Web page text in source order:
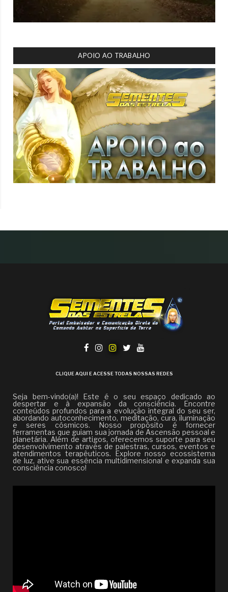
APOIO AO TRABALHO
CLIQUE AQUI E ACESSE TODAS NOSSAS REDES
Seja bem-vindo(a)! Este é o seu espaço dedicado ao
despertar e à expansão da consciência. Encontre
conteúdos profundos para a evolução integral do seu ser,
abordando autoconhecimento, meditação, cura, iluminação
e seres cósmicos. Nosso propósito é fornecer
ferramentas que guiam sua jornada de Ascensão pessoal e
planetária. Além de artigos, oferecemos suporte para seu
desenvolvimento através de palestras, cursos, eventos e
atendimentos terapêuticos. Explore nosso ecossistema
de luz, ative sua essência multidimensional e expanda sua
consciência conosco!